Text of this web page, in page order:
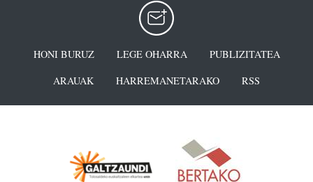
HONI BURUZ LEGE OHARRA
PUBLIZITATEA
ARAUAK
HARREMANETARAKO RSS